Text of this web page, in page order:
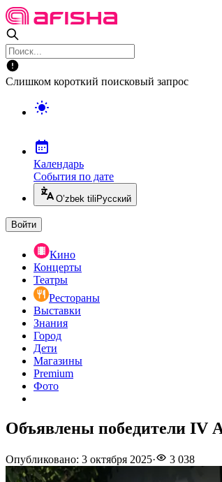
Слишком короткий поисковый запрос
Календарь
События по дате
O’zbek tili Русский
Войти
Кино
Концерты
Театры
Рестораны
Выставки
Знания
Город
Дети
Магазины
Premium
Фото
Объявлены победители IV
Опубликовано: 3 октября 2025· 3 038